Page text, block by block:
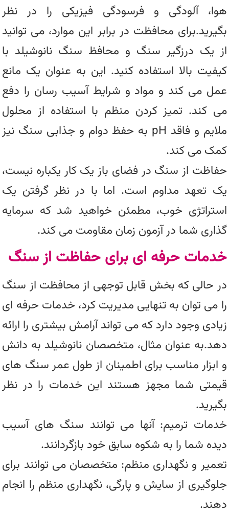
هوا، آلودگی و فرسودگی فیزیکی را در نظر
بگیرید.برای محافظت در برابر این موارد، می توانید
از یک درزگیر سنگ و محافظ سنگ نانوشیلد با
کیفیت بالا استفاده کنید. این به عنوان یک مانع
عمل می کند و مواد و شرایط آسیب رسان را دفع
می کند. تمیز کردن منظم با استفاده از محلول
ملایم و فاقد pH به حفظ دوام و جذابی سنگ نیز
کمک می کند.
حفاظت از سنگ در فضای باز یک کار یکباره نیست،
یک تعهد مداوم است. اما با در نظر گرفتن یک
استراتژی خوب، مطمئن خواهید شد که سرمایه
گذاری شما در آزمون زمان مقاومت می کند.
خدمات حرفه ای برای حفاظت از سنگ
در حالی که بخش قابل توجهی از محافظت از سنگ
را می توان به تنهایی مدیریت کرد، خدمات حرفه ای
زیادی وجود دارد که می تواند آرامش بیشتری را ارائه
دهد.به عنوان مثال، متخصصان نانوشیلد به دانش
و ابزار مناسب برای اطمینان از طول عمر سنگ های
قیمتی شما مجهز هستند این خدمات را در نظر
بگیرید.
خدمات ترمیم: آنها می توانند سنگ های آسیب
دیده شما را به شکوه سابق خود بازگردانند.
تعمیر و نگهداری منظم: متخصصان می توانند برای
جلوگیری از سایش و پارگی، نگهداری منظم را انجام
دهند.